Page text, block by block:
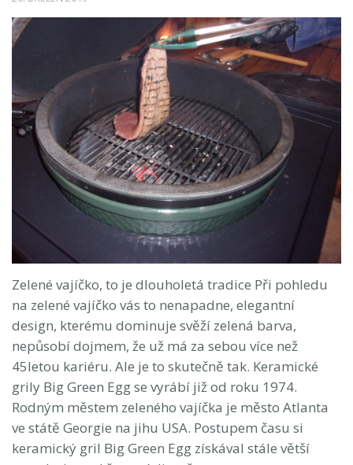
Zelené vajíčko, to je dlouholetá tradice Při pohledu
na zelené vajíčko vás to nenapadne, elegantní
design, kterému dominuje svěží zelená barva,
nepůsobí dojmem, že už má za sebou více než
45letou kariéru. Ale je to skutečně tak. Keramické
grily Big Green Egg se vyrábí již od roku 1974.
Rodným městem zeleného vajíčka je město Atlanta
ve státě Georgie na jihu USA. Postupem času si
keramický gril Big Green Egg získával stále větší